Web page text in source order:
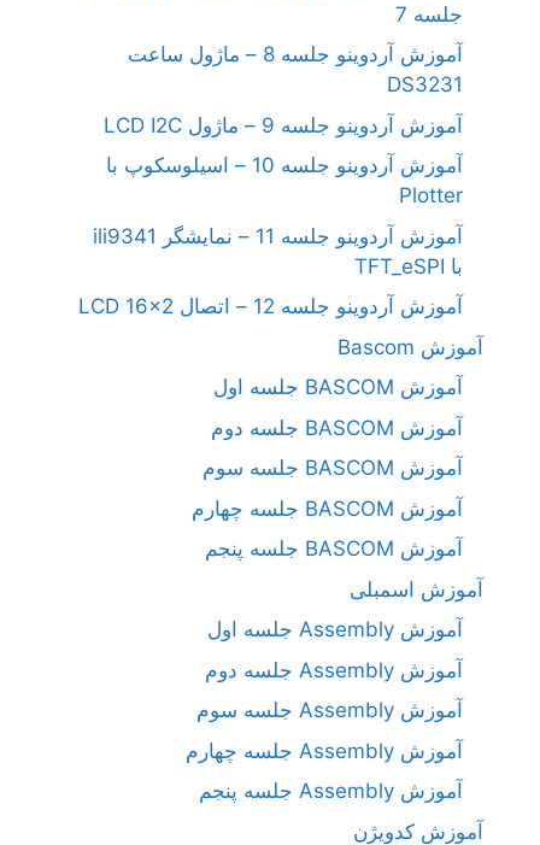
جلسه 7
آموزش آردوینو جلسه 8 – ماژول ساعت
DS3231
آموزش آردوینو جلسه 9 – ماژول LCD I2C
آموزش آردوینو جلسه 10 – اسیلوسکوپ با
Plotter
آموزش آردوینو جلسه 11 – نمایشگر ili9341
با TFT_eSPI
آموزش آردوینو جلسه 12 – اتصال LCD 16×2
آموزش Bascom
آموزش BASCOM جلسه اول
آموزش BASCOM جلسه دوم
آموزش BASCOM جلسه سوم
آموزش BASCOM جلسه چهارم
آموزش BASCOM جلسه پنجم
آموزش اسمبلی
آموزش Assembly جلسه اول
آموزش Assembly جلسه دوم
آموزش Assembly جلسه سوم
آموزش Assembly جلسه چهارم
آموزش Assembly جلسه پنجم
آموزش کدویژن